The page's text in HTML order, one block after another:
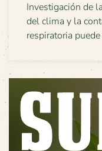
Investigación de
del clima y la
respiratoria